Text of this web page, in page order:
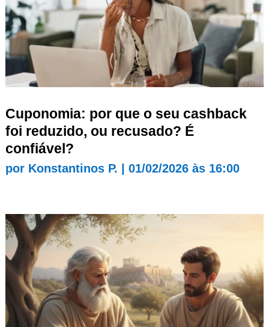
Cuponomia: por que o seu cashback
foi reduzido, ou recusado? É
confiável?
por Konstantinos P. 01/02/2026 às 16:00